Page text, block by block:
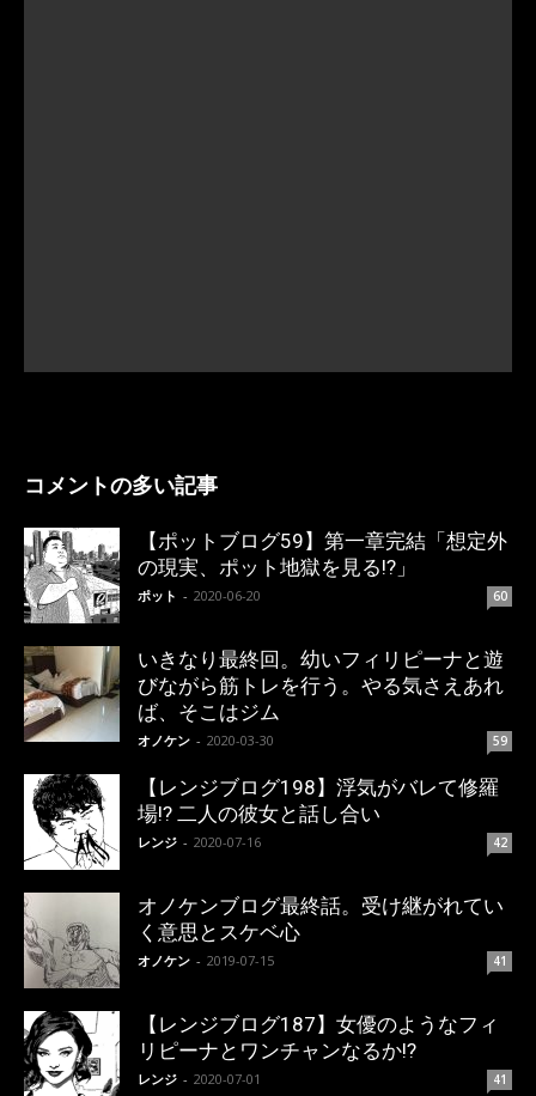
コメントの多い記事
【ポットブログ59】第一章完結「想定外
の現実、ポット地獄を見る!?」
ポット - 2020-06-20 60
いきなり最終回。幼いフィリピーナと遊
びながら筋トレを行う。やる気さえあれ
ば、そこはジム
オノケン - 2020-03-30 59
【レンジブログ198】浮気がバレて修羅
場!? 二人の彼女と話し合い
レンジ - 2020-07-16 42
オノケンブログ最終話。受け継がれてい
く意思とスケベ心
オノケン - 2019-07-15 41
【レンジブログ187】女優のようなフィ
リピーナとワンチャンなるか!?
レンジ - 2020-07-01 41